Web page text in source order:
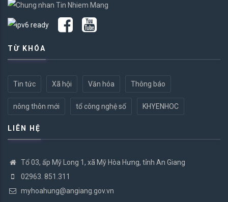
TỪ KHÓA
Tin tức Xã hội Văn hóa Thông báo
nông thôn mới tổ công nghệ số KHYENHOC
LIÊN HỆ
Tổ 03, ấp Mỹ Long 1, xã Mỹ Hòa Hưng, tỉnh An Giang
02963. 851.311
myhoahung@angiang.gov.vn